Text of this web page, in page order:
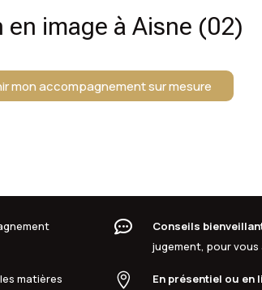
en image à Aisne (02)
mon accompagnement sur mesure
 Conseils
jugement, pour
matières
 En présentiel ou en